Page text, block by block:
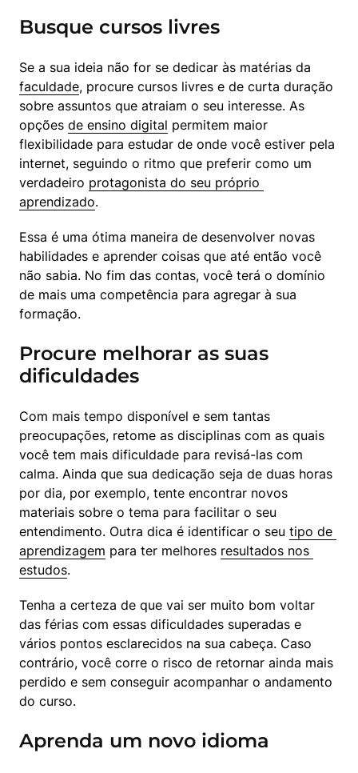
Busque cursos livres
faculdade, procure cursos livres e de curta duração
sobre assuntos que atraiam o seu interesse. As
opções de ensino digital permitem maior
flexibilidade para estudar de onde você estiver pela
internet, seguindo o ritmo que preferir como um
verdadeiro protagonista do seu próprio
aprendizado.
Essa é uma ótima maneira de desenvolver novas
habilidades e aprender coisas que até então você
não sabia. No fim das contas, você terá o domínio
de mais uma competência para agregar à sua
formação.
Procure melhorar as suas
dificuldades
Com mais tempo disponível e sem tantas
preocupações, retome as disciplinas com as quais
você tem mais dificuldade para revisá-las com
calma. Ainda que sua dedicação seja de duas horas
por dia, por exemplo, tente encontrar novos
materiais sobre o tema para facilitar o seu
entendimento. Outra dica é identificar o seu tipo de
aprendizagem para ter melhores resultados nos
estudos.
Tenha a certeza de que vai ser muito bom voltar
das férias com essas dificuldades superadas e
vários pontos esclarecidos na sua cabeça. Caso
contrário, você corre o risco de retornar ainda mais
perdido e sem conseguir acompanhar o andamento
do curso.
Aprenda um novo idioma